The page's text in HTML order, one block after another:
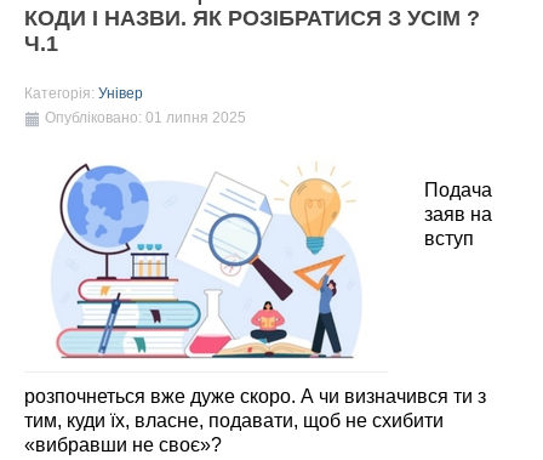
КОДИ І НАЗВИ. ЯК РОЗІБРАТИСЯ З УСІМ ?
Ч.1
Категорія: Універ
Опубліковано: 01 липня 2025
Подача
заяв на
вступ
розпочнеться вже дуже скоро. А чи визначився ти з
тим, куди їх, власне, подавати, щоб не схибити
«вибравши не своє»?